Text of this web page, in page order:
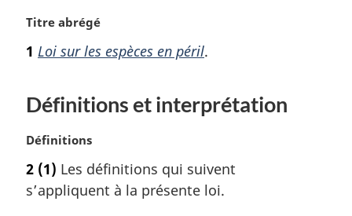
N
t
a
g
i
n
a
Titre abrégé
1 Loi sur les espèces en péril.
Définitions et interprétation
N
t
e
Définitions
2 (1) Les définitions qui suivent
s’appliquent à la présente loi.